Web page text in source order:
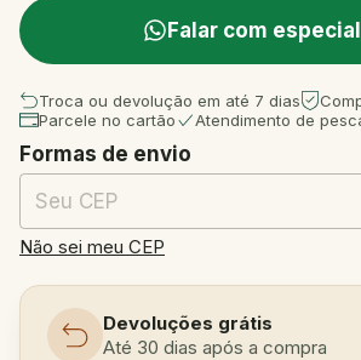
Falar com
Troca ou devolução em até 7 dias
Parcele no cartão
Atendimento de
Entregas para o CEP:
Formas de envio
Não sei meu CEP
Devoluções grátis
Até 30 dias após a compra